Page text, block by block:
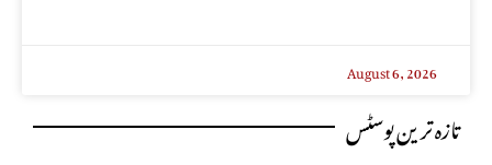
August 6, 2026
تازہ ترین پوسٹس